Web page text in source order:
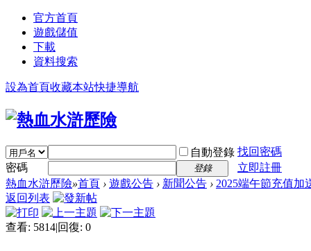
官方首頁
遊戲儲值
下載
資料搜索
設為首頁收藏本站快捷導航
自動登錄 找回密碼
密碼
登錄
立即註冊
熱血水滸歷險»首頁 › 遊戲公告 › 新聞公告 › 2025端午節充值加
返回列表
查看: 5814|回復: 0